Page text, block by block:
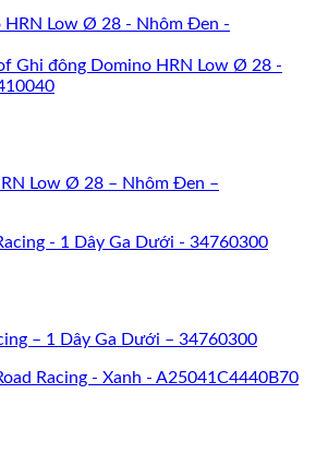
Low Ø 28 – Nhôm Đen –
– 1 Dây Ga Dưới – 34760300